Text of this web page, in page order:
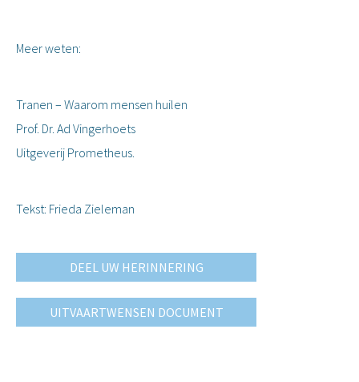
Meer weten:
Tranen – Waarom mensen huilen
Prof. Dr. Ad Vingerhoets
Uitgeverij Prometheus.
Tekst: Frieda Zieleman
DEEL UW HERINNERING
UITVAARTWENSEN DOCUMENT